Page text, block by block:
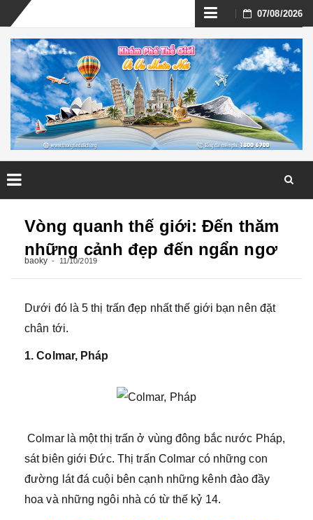
Skip
to
content
07/08/2026
Vòng quanh thế giới: Đến thăm
những cảnh đẹp đến ngẩn ngơ
baoky 11/10/2019
Dưới đó là 5 thị trấn đẹp nhất thế giới bạn nên đặt
chân tới.
1. Colmar, Pháp
Colmar là một thị trấn ở vùng đông bắc nước Pháp,
sát biên giới Đức. Thị trấn Colmar có những con
đường lát đá cuội bên cạnh những kênh đào đầy
hoa và những ngôi nhà có từ thế kỷ 14.